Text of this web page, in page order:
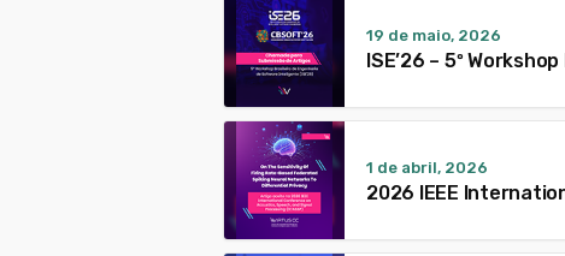
19 de maio, 2026
ISE’26 – 5º
1 de abril, 2026
2026 IEEE